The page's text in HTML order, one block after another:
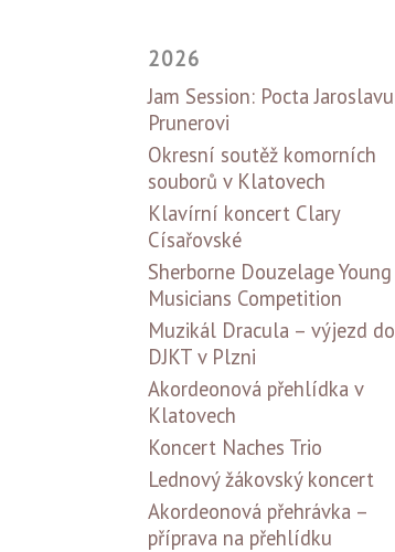
2026
Jam Session: Pocta Jaroslavu
Prunerovi
Okresní soutěž komorních
souborů v Klatovech
Klavírní koncert Clary
Císařovské
Sherborne Douzelage Young
Musicians Competition
Muzikál Dracula – výjezd do
DJKT v Plzni
Akordeonová přehlídka v
Klatovech
Koncert Naches Trio
Lednový žákovský koncert
Akordeonová přehrávka –
příprava na přehlídku